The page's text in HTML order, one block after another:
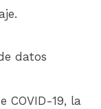
datos
COVID-19, la